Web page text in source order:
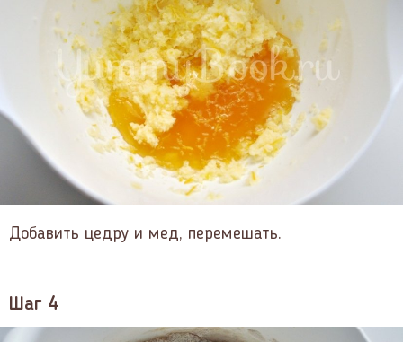
Добавить цедру и мед, перемешать.
Шаг 4